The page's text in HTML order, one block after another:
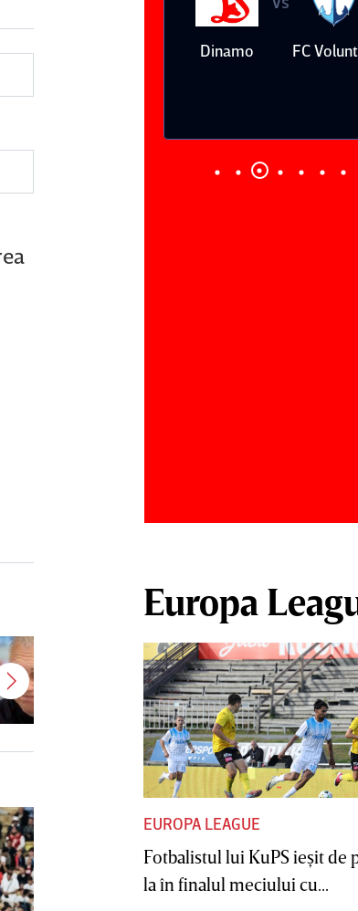
Şumudică, prima reacţie după ce
Varga i-a propus să revină la CFR
Dinamo FC
Europa
EUROPA LEAGUE
Fotbalistul lui KuPS ieşit de
la în finalul meciului cu...